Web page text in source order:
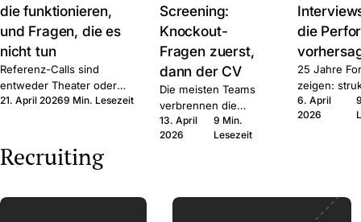
die funktionieren,
und Fragen, die es
nicht tun
Referenz-Calls sind
entweder Theater oder
Signal. Hier ist das Frage-
und wann Sie den Call
ganz auslassen.
21. April 20269 Min. Lesezeit
Screening:
Knockout-
Fragen zuerst,
dann der CV
Die meisten Teams
verbrennen die
falsche
Aufmerksamkeit auf
Zeit im qualifizierten
13. April
2026
9 Min.
Lesezeit
die
25 Jahre
zeigen:
schlägt
deutlich.
6. April
2026
Recruiting